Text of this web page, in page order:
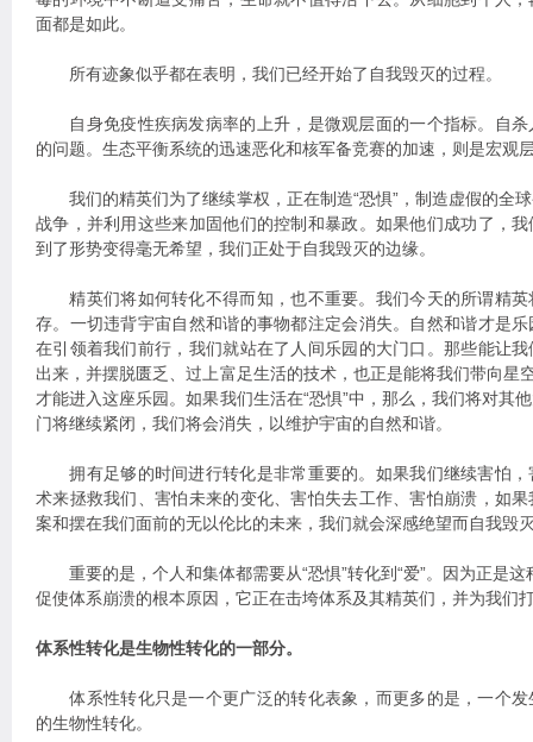
面都是如此。
所有迹象似乎都在表明，我们已经开始了自我毁灭的过程。
自身免疫性疾病发病率的上升，是微观层面的一个指标。自杀
的问题。生态平衡系统的迅速恶化和核军备竞赛的加速，则是宏观
我们的精英们为了继续掌权，正在制造“恐惧”，制造虚假的全
战争，并利用这些来加固他们的控制和暴政。如果他们成功了，
到了形势变得毫无希望，我们正处于自我毁灭的边缘。
精英们将如何转化不得而知，也不重要。我们今天的所谓精英
存。一切违背宇宙自然和谐的事物都注定会消失。自然和谐才是
在引领着我们前行，我们就站在了人间乐园的大门口。那些能让
出来，并摆脱匮乏、过上富足生活的技术，也正是能将我们带向星
才能进入这座乐园。如果我们生活在“恐惧”中，那么，我们将对其
门将继续紧闭，我们将会消失，以维护宇宙的自然和谐。
拥有足够的时间进行转化是非常重要的。如果我们继续害怕，
术来拯救我们、害怕未来的变化、害怕失去工作、害怕崩溃，如
案和摆在我们面前的无以伦比的未来，我们就会深感绝望而自我毁
重要的是，个人和集体都需要从“恐惧”转化到“爱”。因为正是这
促使体系崩溃的根本原因，它正在击垮体系及其精英们，并为我们
体系性转化是生物性转化的一部分。
体系性转化只是一个更广泛的转化表象，而更多的是，一个发
的生物性转化。